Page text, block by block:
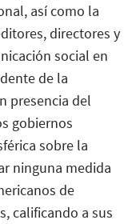
así como la
directores y
social en
de la
presencia del
gobiernos
sobre la
ninguna medida
de
calificando a sus